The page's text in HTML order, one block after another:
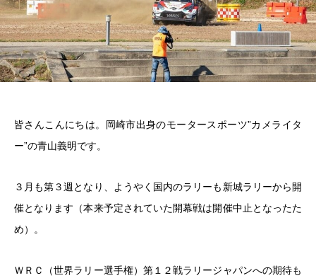
皆さんこんにちは。岡崎市出身のモータースポーツ”カメライタ
ー”の青山義明です。
３月も第３週となり、ようやく国内のラリーも新城ラリーから開
催となります（本来予定されていた開幕戦は開催中止となったた
め）。
ＷＲＣ（世界ラリー選手権）第１２戦ラリージャパンへの期待も